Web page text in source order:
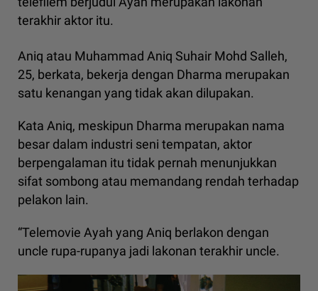
terakhir aktor itu.
Aniq atau Muhammad Aniq Suhair Mohd Salleh,
25, berkata, bekerja dengan Dharma merupakan
satu kenangan yang tidak akan dilupakan.
Kata Aniq, meskipun Dharma merupakan nama
besar dalam industri seni tempatan, aktor
berpengalaman itu tidak pernah menunjukkan
sifat sombong atau memandang rendah terhadap
pelakon lain.
“Telemovie Ayah yang Aniq berlakon dengan
uncle rupa-rupanya jadi lakonan terakhir uncle.